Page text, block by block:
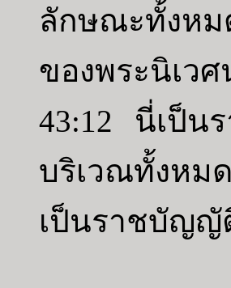
ลักษณะทั้งห
ของพระนิเว
43:12 นี่เป็น
บริเวณทั้งหม
เป็นราชบัญญั